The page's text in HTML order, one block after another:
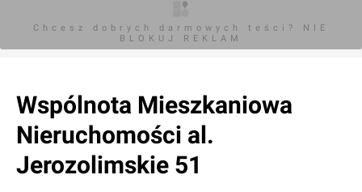
Chcesz dobrych darmowych teści? NIE
BLOKUJ REKLAM
Wspólnota Mieszkaniowa
Nieruchomości al.
Jerozolimskie 51